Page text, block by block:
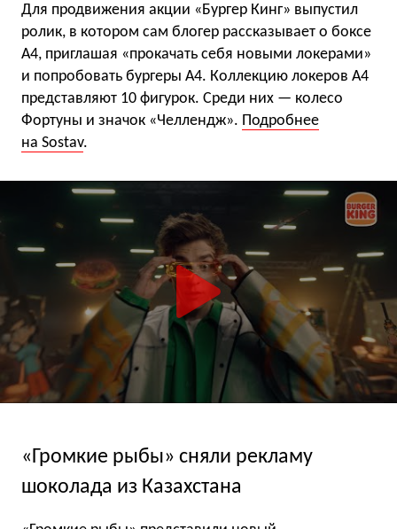
Для продвижения акции «Бургер Кинг» выпустил
ролик, в котором сам блогер рассказывает о боксе
А4, приглашая «прокачать себя новыми локерами»
и попробовать бургеры А4. Коллекцию локеров А4
представляют 10 фигурок. Среди них — колесо
Фортуны и значок «Челлендж». Подробнее
на Sostav.
«Громкие рыбы» сняли рекламу
шоколада из Казахстана